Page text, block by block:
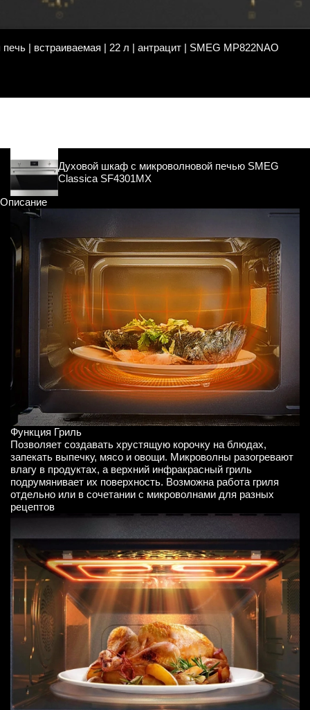
| встраиваемая | 22 л | антрацит | SMEG MP822NAO
Духовой шкаф с микроволновой печью SMEG
Classica SF4301MX
Описание
Функция Гриль
Позволяет создавать хрустящую корочку на блюдах,
запекать выпечку, мясо и овощи. Микроволны разогревают
влагу в продуктах, а верхний инфракрасный гриль
подрумянивает их поверхность. Возможна работа гриля
отдельно или в сочетании с микроволнами для разных
рецептов